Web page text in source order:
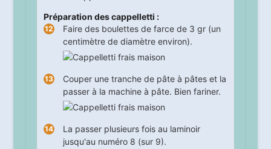
Préparation des cappelletti :
Faire des boulettes de farce de 3 gr (un
centimètre de diamètre environ).
Couper une tranche de pâte à pâtes et la
passer à la machine à pâte. Bien fariner.
La passer plusieurs fois au laminoir
jusqu'au numéro 8 (sur 9).